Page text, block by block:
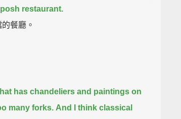
posh restaurant.
餐廳。
has chandeliers and paintings on
many forks. And I think classical